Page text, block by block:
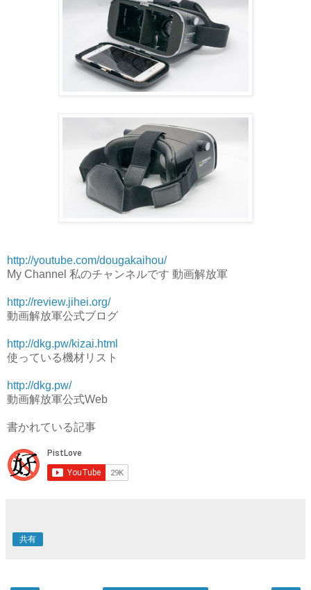
http://youtube.com/dougakaihou/
My Channel 私のチャンネルです 動画解放軍
http://review.jihei.org/
動画解放軍公式ブログ
http://dkg.pw/kizai.html
使っている機材リスト
http://dkg.pw/
動画解放軍公式Web
書かれている記事
共有